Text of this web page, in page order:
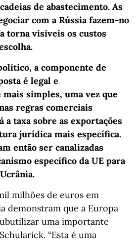
de abastecimento. As
com a Rússia fazem-no
torna visíveis os custos
a componente de
é legal e
simples, uma vez que
regras comerciais
a taxa sobre as exportações
jurídica mais específica.
então ser canalizadas
específico da UE para
milhões de euros em
demonstram que a Europa
uma importante
“Esta é uma